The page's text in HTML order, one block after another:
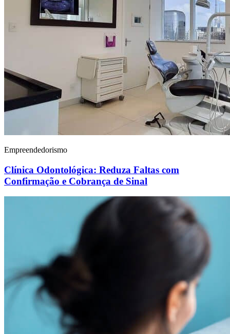
Empreendedorismo
Clínica Odontológica: Reduza Faltas com
Confirmação e Cobrança de Sinal